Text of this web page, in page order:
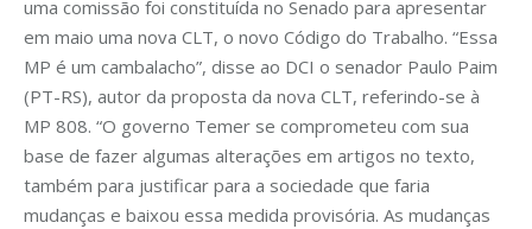
uma comissão foi constituída no Senado para apresentar
em maio uma nova CLT, o novo Código do Trabalho. “Essa
MP é um cambalacho”, disse ao DCI o senador Paulo Paim
(PT-RS), autor da proposta da nova CLT, referindo-se à
MP 808. “O governo Temer se comprometeu com sua
base de fazer algumas alterações em artigos no texto,
também para justificar para a sociedade que faria
mudanças e baixou essa medida provisória. As mudanças